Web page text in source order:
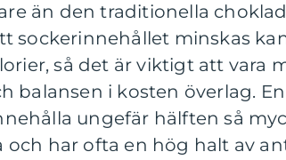
än den traditionella
sockerinnehållet minskas
så det är viktigt att vara
balansen i kosten överlag.
ungefär hälften så
och har ofta en hög halt av